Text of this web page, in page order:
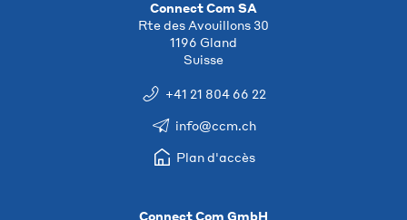
Connect Com SA
Rte des Avouillons 30
1196 Gland
Suisse
+41 21 804 66 22
info@ccm.ch
Plan d'accès
Connect Com GmbH